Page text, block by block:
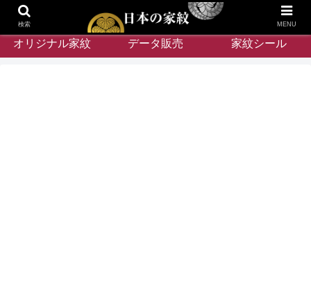
オリジナル家紋 データ販売 家紋シール
検索 MENU